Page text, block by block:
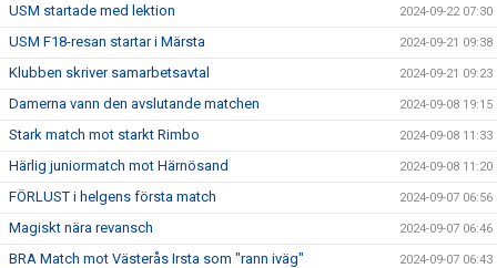
USM startade med lektion 2024-09-22 07:30
USM F18-resan startar i Märsta 2024-09-21 09:38
Klubben skriver samarbetsavtal 2024-09-21 09:23
Damerna vann den avslutande matchen 2024-09-08 19:15
Stark match mot starkt Rimbo 2024-09-08 11:33
Härlig juniormatch mot Härnösand 2024-09-08 11:20
FÖRLUST i helgens första match 2024-09-07 06:56
Magiskt nära revansch 2024-09-07 06:46
BRA Match mot Västerås Irsta som "rann iväg" 2024-09-07 06:43